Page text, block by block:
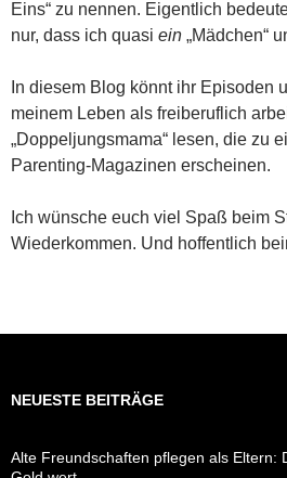
Eins“ zu nennen. Eigentlich
nur, dass ich quasi ein „Mädchen“
In diesem Blog könnt ihr Episoden
meinem Leben als freiberuflich
„Doppeljungsmama“ lesen, die zu
Parenting-Magazinen erscheinen.
Ich wünsche euch viel Spaß beim
Wiederkommen. Und hoffentlich
NEUESTE BEITRÄGE
Alte Freundschaften pflegen als Eltern: